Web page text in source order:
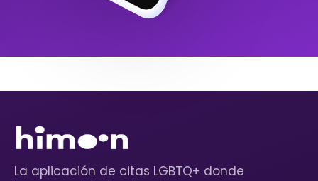
La aplicación de citas LGBTQ+ donde